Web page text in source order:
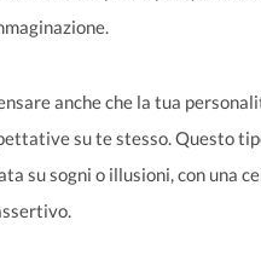
anche che la tua
su te stesso. Questo
su sogni o illusioni, con una